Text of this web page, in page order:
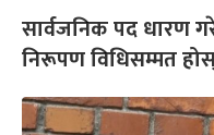
सार्वजनिक पद धारण
निरूपण विधिसम्मत